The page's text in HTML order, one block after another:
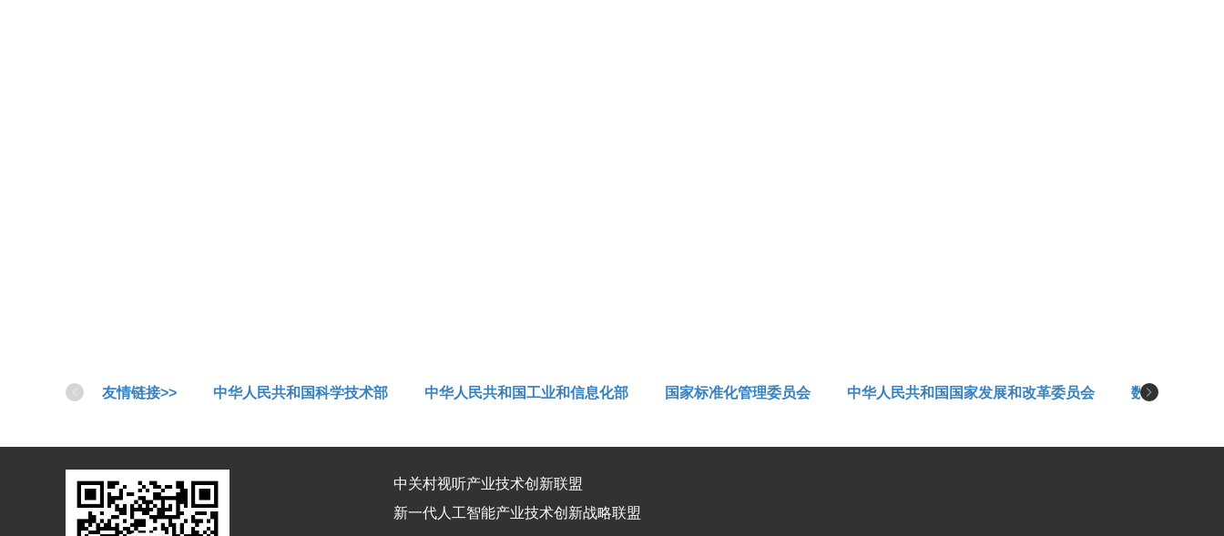
友情链接>> 中华人民共和国科学技术部 中华人民共和国工业和信息化部 国家标准化管理委员会 中华人民共和国国家发展和改革委员会 数字音视频编
中关村视听产业技术创新联盟
新一代人工智能产业技术创新战略联盟